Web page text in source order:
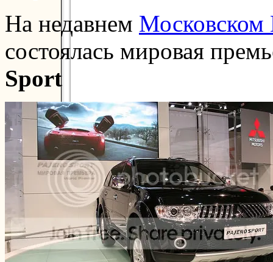
На недавнем
состоялась мировая
Sport